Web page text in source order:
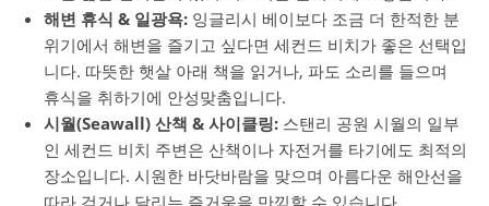
해변 휴식 & 일광욕: 잉글리시 베이보다 조금 더 한적한 분
위기에서 해변을 즐기고 싶다면 세컨드 비치가 좋은 선택입
니다. 따뜻한 햇살 아래 책을 읽거나, 파도 소리를 들으며
휴식을 취하기에 안성맞춤입니다.
시월(Seawall) 산책 & 사이클링: 스탠리 공원 시월의 일부
인 세컨드 비치 주변은 산책이나 자전거를 타기에도 최적의
장소입니다. 시원한 바닷바람을 맞으며 아름다운 해안선을
따라 걷거나 달리는 즐거움을 만끽할 수 있습니다.